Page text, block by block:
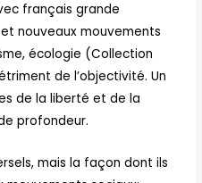
français grande
nouveaux mouvements
écologie (Collection
de l’objectivité. Un
de la liberté et de la
profondeur.
mais la façon dont ils